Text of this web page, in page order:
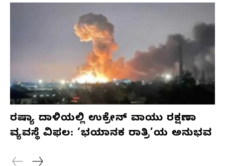
ರಷ್ಯಾ ದಾಳಿಯಲ್ಲಿ ಉಕ್ರೇನ್ ವಾಯು ರಕ್ಷಣಾ
ವ್ಯವಸ್ಥೆ ವಿಫಲ: ‘ಭಯಾನಕ ರಾತ್ರಿ’ಯ ಅನುಭವ